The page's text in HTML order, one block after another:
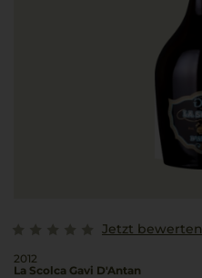
Jetzt bewerten
2012
La Scolca Gavi D'Antan